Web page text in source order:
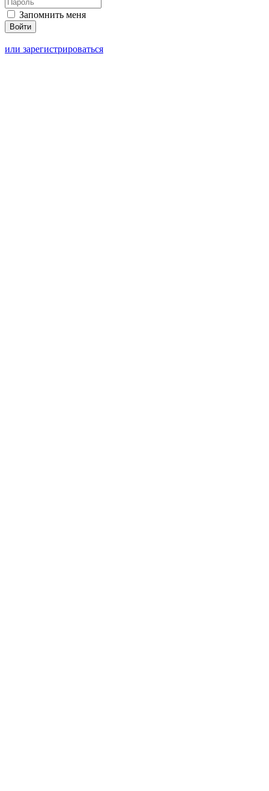
Запомнить меня
или зарегистрироваться